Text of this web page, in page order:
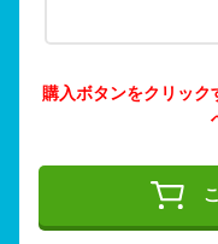
購入ボタンをクリッ